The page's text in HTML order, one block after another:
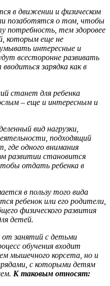
в движении и физическом
позаботятся о том, чтобы
потребность, тем здоровее
которым еще не
интересные и
всесторонне развивать
зарядка как в
станет для ребенка
– еще и интересным и
вид нагрузки,
подходящий
где одного внимания
развитии становится
отдать ребенка в
в пользу того вида
ребенок или его родители,
физического развития
детей.
от занятий с детьми
обучения входит
мышечного корсета, но и
с которыми детям
К таковым относят: